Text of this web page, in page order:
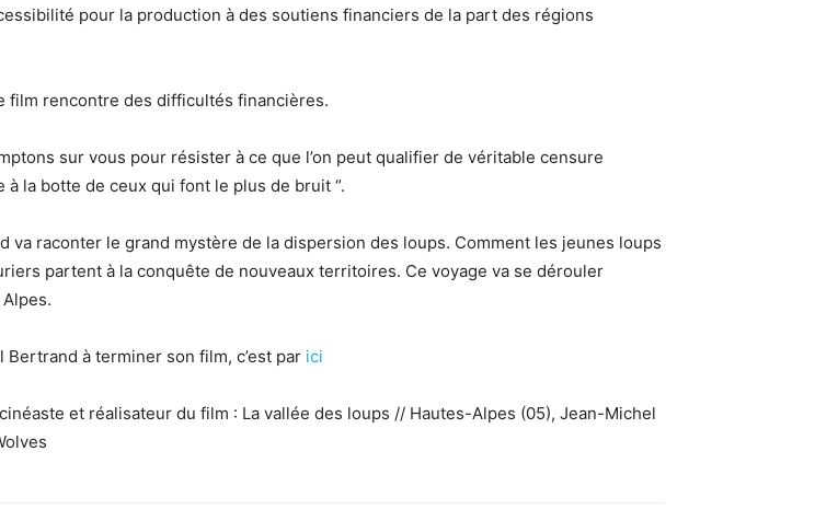
pour la production à des soutiens financiers de la part des régions
film rencontre des difficultés financières.
sur vous pour résister à ce que l’on peut qualifier de véritable censure
la botte de ceux qui font le plus de bruit “.
va raconter le grand mystère de la dispersion des loups. Comment les jeunes loups
partent à la conquête de nouveaux territoires. Ce voyage va se dérouler
à terminer son film, c’est par ici
et réalisateur du film : La vallée des loups // Hautes-Alpes (05), Jean-Michel